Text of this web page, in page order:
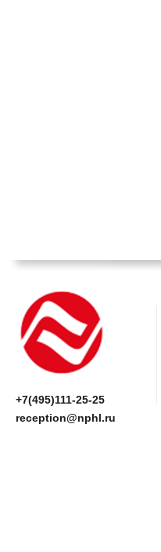
+7(495)111-25-25
reception@nphl.ru